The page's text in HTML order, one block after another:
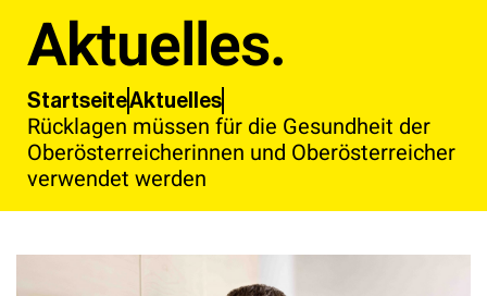
Aktuelles.
StartseiteAktuelles
Rücklagen müssen für die Gesundheit der
Oberösterreicherinnen und Oberösterreicher
verwendet werden